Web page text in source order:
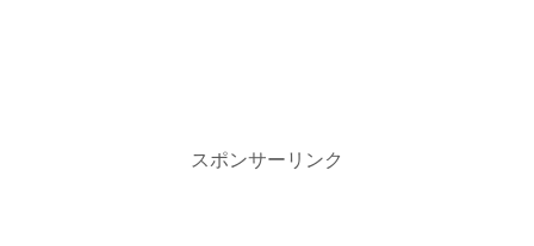
スポンサーリンク